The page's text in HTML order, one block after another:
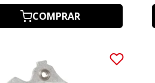
COMPRAR